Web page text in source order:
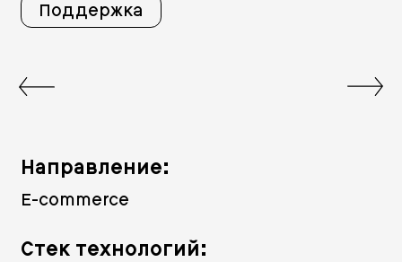
Поддержка
Направление:
E-commerce
Стек технологий: